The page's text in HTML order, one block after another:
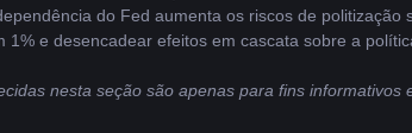
do Fed aumenta os riscos de
e desencadear efeitos em cascata sobre a
nesta seção são apenas para fins